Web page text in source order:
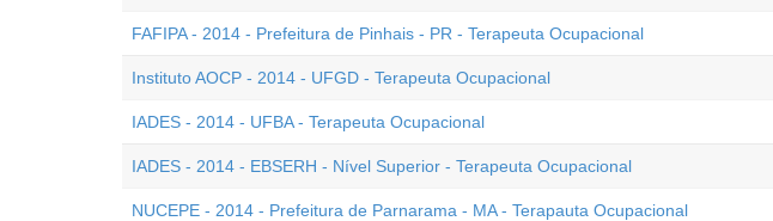
FAFIPA - 2014 - Prefeitura de Pinhais - PR - Terapeuta Ocupacional
Instituto AOCP - 2014 - UFGD - Terapeuta Ocupacional
IADES - 2014 - UFBA - Terapeuta Ocupacional
IADES - 2014 - EBSERH - Nível Superior - Terapeuta Ocupacional
NUCEPE - 2014 - Prefeitura de Parnarama - MA - Terapauta Ocupacional